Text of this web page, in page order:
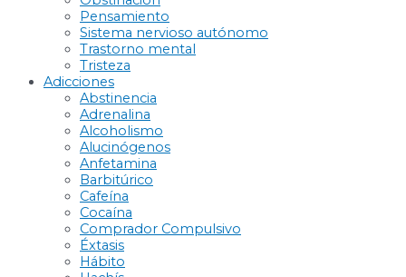
Pensamiento
Sistema nervioso autónomo
Trastorno mental
Tristeza
Adicciones
Abstinencia
Adrenalina
Alcoholismo
Alucinógenos
Anfetamina
Barbitúrico
Cafeína
Cocaína
Comprador Compulsivo
Éxtasis
Hábito